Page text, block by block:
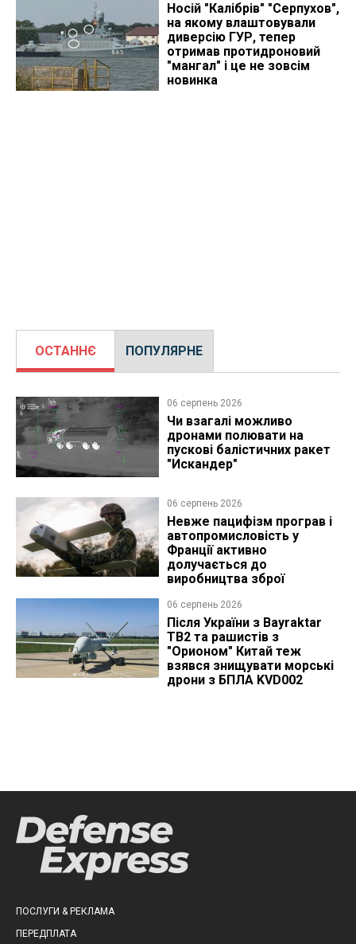
Носій "Калібрів" "Серпухов",
на якому влаштовували
диверсію ГУР, тепер
отримав протидроновий
"мангал" і це не зовсім
новинка
ОСТАННЄ ПОПУЛЯРНЕ
06 серпень 2026
Чи взагалі можливо
дронами полювати на
пускові балістичних ракет
"Искандер"
06 серпень 2026
Невже пацифізм програв і
автопромисловість у
Франції активно
долучається до
виробництва зброї
06 серпень 2026
Після України з Bayraktar
TB2 та рашистів з
"Орионом" Китай теж
взявся знищувати морські
дрони з БПЛА KVD002
ПОСЛУГИ & РЕКЛАМА
ПЕРЕДПЛАТА